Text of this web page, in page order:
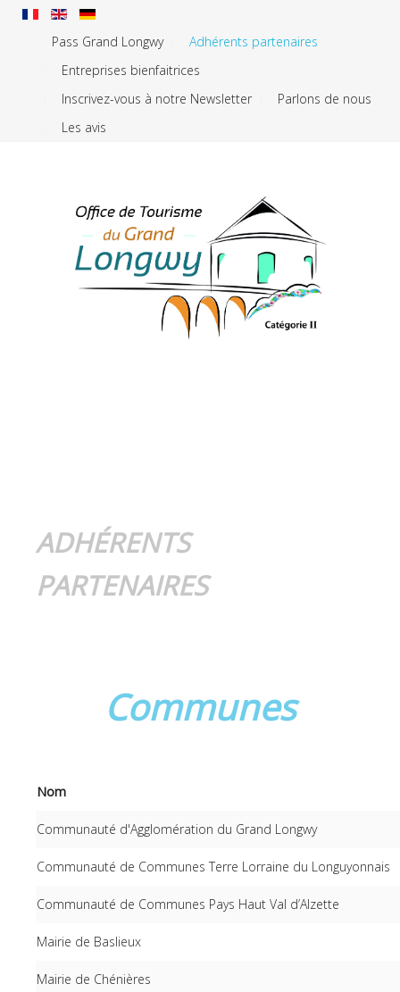
Pass Grand Longwy
Adhérents partenaires
Entreprises bienfaitrices
Inscrivez-vous à notre Newsletter
Parlons de nous
Les avis
ADHÉRENTS
PARTENAIRES
Communes
Nom
Communauté d'Agglomération du Grand Longwy
Communauté de Communes Terre Lorraine du Longuyonnais
Communauté de Communes Pays Haut Val d’Alzette
Mairie de Baslieux
Mairie de Chénières